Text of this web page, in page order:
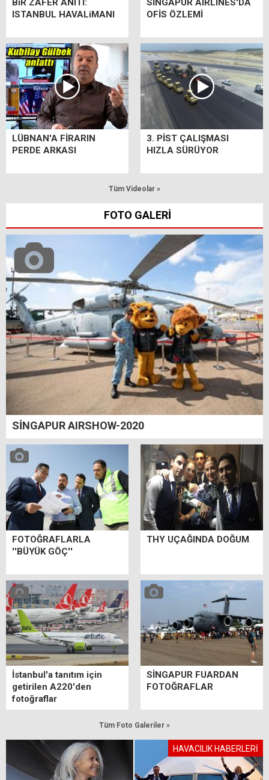
BiR ZAFER ANITI:
ISTANBUL HAVALiMANI
SİNGAPUR AIRLINES'DA
OFİS ÖZLEMİ
LÜBNAN'A FİRARIN
PERDE ARKASI
3. PİST ÇALIŞMASI
HIZLA SÜRÜYOR
Tüm Videolar »
FOTO GALERİ
SİNGAPUR AIRSHOW-2020
FOTOĞRAFLARLA
''BÜYÜK GÖÇ''
THY UÇAĞINDA DOĞUM
İstanbul'a tanıtım için
getirilen A220'den
fotoğraflar
SİNGAPUR FUARDAN
FOTOĞRAFLAR
Tüm Foto Galeriler »
HAVACILIK HABERLERİ